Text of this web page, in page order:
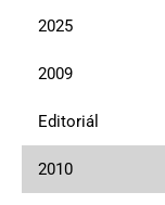
2025
2009
Editoriál
2010